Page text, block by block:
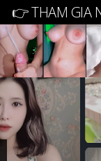
👉 THAM GIA